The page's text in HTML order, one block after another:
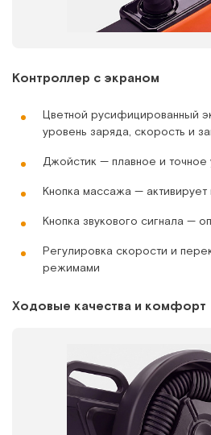
Контроллер с экраном
Цветной русифицированный
уровень заряда, скорость и
Джойстик — плавное и
Кнопка массажа —
Кнопка звукового сигнала —
Регулировка скорости и
режимами
Ходовые качества и комфорт